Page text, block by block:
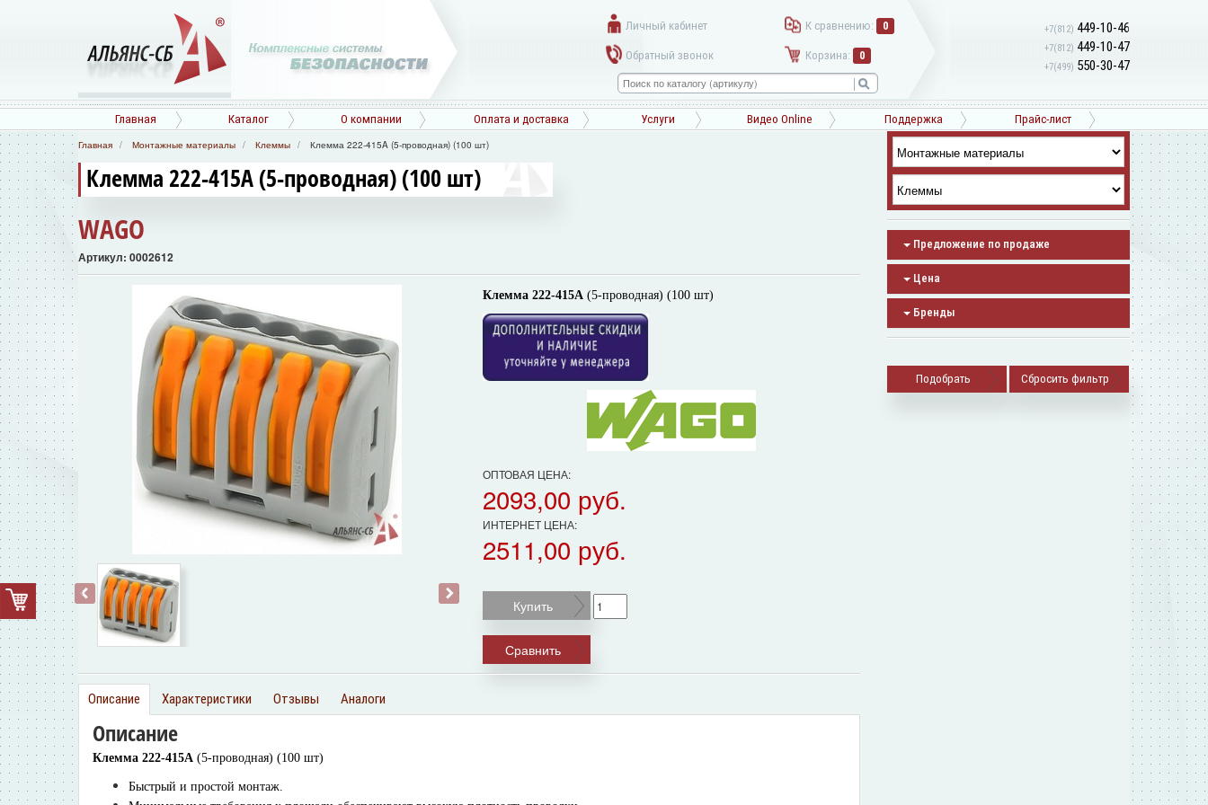
Личный кабинет К сравнению: 0
Обратный звонок Корзина: 0
+7(812) 449-10-46
+7(812) 449-10-47
+7(499) 550-30-47
Главная Каталог О компании Оплата и доставка Услуги Видео Online Поддержка Прайс-лист
Главная Монтажные материалы Клеммы Клемма 222-415A (5-проводная) (100 шт)
Клемма 222-415A (5-проводная) (100 шт)
WAGO
Артикул: 0002612
‹ ›
Клемма 222-415A (5-проводная) (100 шт)
ОПТОВАЯ ЦЕНА:
2093,00 руб.
ИНТЕРНЕТ ЦЕНА:
2511,00 руб.
Купить
Сравнить
Описание Характеристики Отзывы Аналоги
Описание
Клемма 222-415A (5-проводная) (100 шт)
Быстрый и простой монтаж.
Предложение по продаже
Цена
Бренды
Сбросить фильтр